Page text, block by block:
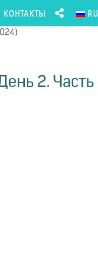
КОНТАКТЫ RU
2. Часть